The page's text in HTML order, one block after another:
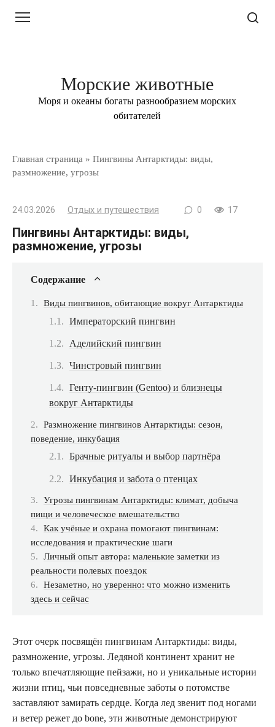
Морские животные
Моря и океаны богаты разнообразием морских
обитателей
Главная страница » Пингвины Антарктиды: виды,
размножение, угрозы
24.03.2026 Отдых и путешествия 0 17
Пингвины Антарктиды: виды,
размножение, угрозы
Содержание
Виды пингвинов, обитающие вокруг Антарктиды
Императорский пингвин
Аделийский пингвин
Чинстровый пингвин
Генту-пингвин (Gentoo) и близнецы
вокруг Антарктиды
Размножение пингвинов Антарктиды: сезон,
поведение, инкубация
Брачные ритуалы и выбор партнёра
Инкубация и забота о птенцах
Угрозы пингвинам Антарктиды: климат, добыча
пищи и человеческое вмешательство
Как учёные и охрана помогают пингвинам:
исследования и практические шаги
Личный опыт автора: маленькие заметки из
реальности полевых поездок
Незаметно, но уверенно: что можно изменить
здесь и сейчас
Этот очерк посвящён пингвинам Антарктиды: виды,
размножение, угрозы. Ледяной континент хранит не
только впечатляющие пейзажи, но и уникальные истории
жизни птиц, чьи повседневные заботы о потомстве
заставляют замирать сердце. Когда лед звенит под ногами
и ветер режет до bone, эти животные демонстрируют